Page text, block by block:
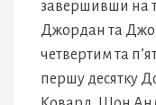
завершивши на
Джордан та
четвертим та
першу десятку